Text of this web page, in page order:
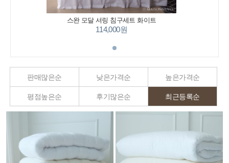
스완 모달 셔링 침구세트 화이트
114,000원
판매많은순 낮은가격순 높은가격순
평점높은순 후기많은순 최근등록순